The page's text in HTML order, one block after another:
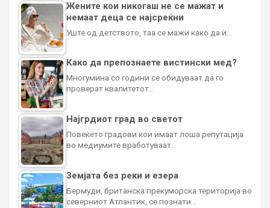
Жените кои никогаш не се мажат и
немаат деца се најсреќни
Уште од детството, таа се мажи како да ѝ…
Како да препознаете вистински мед?
Многумина со години се обидуваат да го
проверат квалитетот…
Најгрдиот град во светот
Повеќето градови кои имаат лоша репутација
во медиумите вработуваат…
Земјата без реки и езера
Бермуди, британска прекуморска територија во
северниот Атлантик, се познати…